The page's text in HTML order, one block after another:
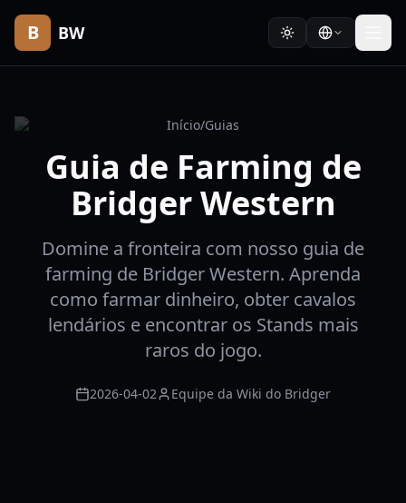
B BW
Início/Guias
Guia de Farming de
Bridger Western
Domine a fronteira com nosso guia de
farming de Bridger Western. Aprenda
como farmar dinheiro, obter cavalos
lendários e encontrar os Stands mais
raros do jogo.
2026-04-02 Equipe da Wiki do Bridger